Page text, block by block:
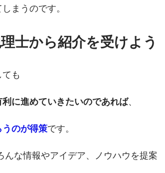
まうのです。
士から紹介を受けよう
も
に進めていきたいのであれば、
のが得策です。
な情報やアイデア、ノウハウを提案